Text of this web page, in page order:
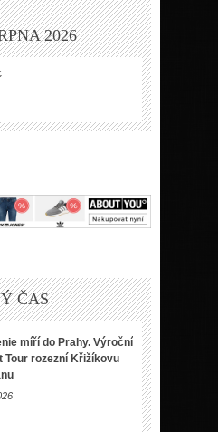
2026
ČAS
míří do Prahy. Výroční
Tour rozezní Křižíkovu